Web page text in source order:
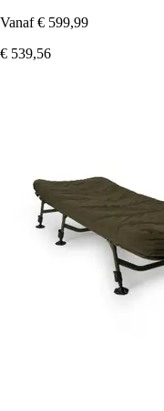
Vanaf € 599,99
€ 539,56